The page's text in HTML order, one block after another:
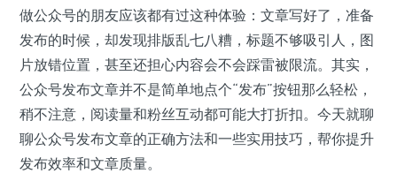
做公众号的朋友应该都有过这种体验：文章写好了，准备
发布的时候，却发现排版乱七八糟，标题不够吸引人，图
片放错位置，甚至还担心内容会不会踩雷被限流。其实，
公众号发布文章并不是简单地点个“发布”按钮那么轻松，
稍不注意，阅读量和粉丝互动都可能大打折扣。今天就聊
聊公众号发布文章的正确方法和一些实用技巧，帮你提升
发布效率和文章质量。